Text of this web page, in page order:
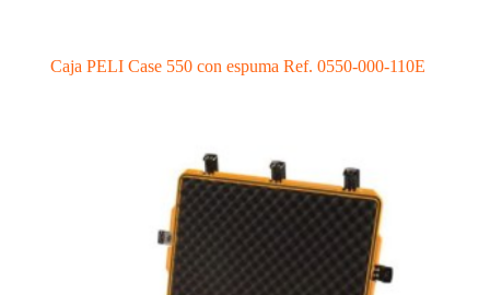
Caja PELI Case 550 con espuma Ref. 0550-000-110E